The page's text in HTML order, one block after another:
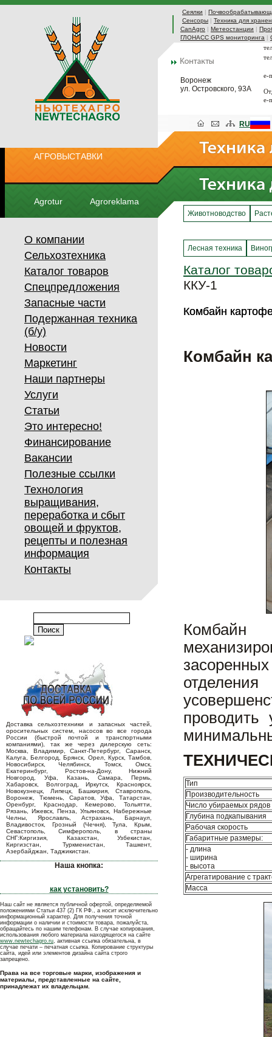
Сеялки |
Сенсоры | Техника для
CanAgro | Метеостанции |
ГЛОНАСС GPS мониторинга |
Воронеж
ул. Островского, 93А
e-
e-
АГРОВЫСТАВКИ
Agrotur Agroreklama
RU
О компании
Сельхозтехника
Каталог товаров
Спецпредложения
Запасные части
Подержанная техника
(б/у)
Новости
Маркетинг
Наши партнеры
Услуги
Статьи
Это интересно!
Финансирование
Вакансии
Полезные ссылки
Технология
выращивания,
переработка и сбыт
овощей и фруктов,
рецепты и полезная
информация
Контакты
Доставка сельхозтехники и запасных частей,
оросительных систем, насосов во все города
России (быстрой почтой и транспортными
компаниями), так же через дилерскую сеть:
Москва, Владимир, Санкт-Петербург, Саранск,
Калуга, Белгород, Брянск, Орел, Курск, Тамбов,
Новосибирск, Челябинск, Томск, Омск,
Екатеринбург, Ростов-на-Дону, Нижний
Новгород, Уфа, Казань, Самара, Пермь,
Хабаровск, Волгоград, Иркутск, Красноярск,
Новокузнецк, Липецк, Башкирия, Ставрополь,
Воронеж, Тюмень, Саратов, Уфа, Татарстан,
Оренбург, Краснодар, Кемерово, Тольятти,
Рязань, Ижевск, Пенза, Ульяновск, Набережные
Челны, Ярославль, Астрахань, Барнаул,
Владивосток, Грозный (Чечня), Тула, Крым,
Севастополь, Симферополь, в страны
СНГ:Киргизия, Казахстан, Узбекистан,
Киргизстан, Туркменистан, Ташкент,
Азербайджан, Таджикистан.
Наша кнопка:
как установить?
Наш сайт не является публичной офертой, определяемой
положениями Статьи 437 (2) ГК РФ., а носит исключительно
информационный характер. Для получения точной
информации о наличии и стоимости товара, пожалуйста,
обращайтесь по нашим телефонам. В случае копирования,
использования любого материала находящегося на сайте
www.newtechagro.ru, активная ссылка обязательна, в
случае печати – печатная ссылка. Копирование структуры
сайта, идей или элементов дизайна сайта строго
запрещено.
Права на все торговые марки, изображения и
материалы, представленные на сайте,
принадлежат их владельцам.
Животноводство
Лесная техника
Каталог
ККУ-1
Комбайн
Комбайн
Комбайн
Комбайн
проводить
Тип
Производительность
Число убираемых рядов
Глубина подкапывания
Рабочая скорость
Габаритные размеры:
- длина
- ширина
- высота
Агрегатирование с
Масса